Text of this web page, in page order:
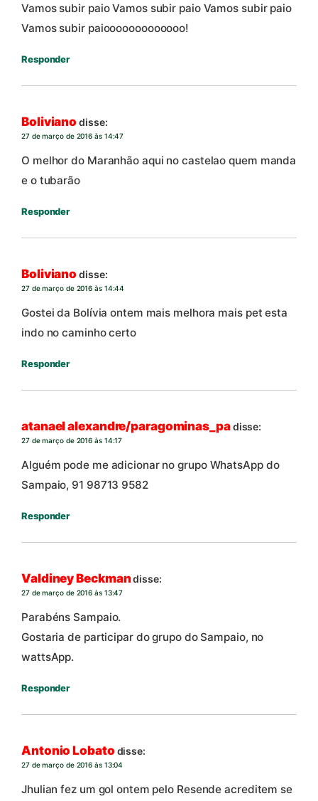
Vamos subir paio Vamos subir paio Vamos subir paio
Vamos subir paiooooooooooooo!
Responder
Boliviano disse:
27 de março de 2016 às 14:47
O melhor do Maranhão aqui no castelao quem manda
e o tubarão
Responder
Boliviano disse:
27 de março de 2016 às 14:44
Gostei da Bolívia ontem mais melhora mais pet esta
indo no caminho certo
Responder
atanael alexandre/paragominas_padisse:
27 de março de 2016 às 14:17
Alguém pode me adicionar no grupo WhatsApp do
Sampaio, 91 98713 9582
Responder
Valdiney Beckmandisse:
27 de março de 2016 às 13:47
Parabéns Sampaio.
Gostaria de participar do grupo do Sampaio, no
wattsApp.
Responder
Antonio Lobato disse:
27 de março de 2016 às 13:04
Jhulian fez um gol ontem pelo Resende acreditem se